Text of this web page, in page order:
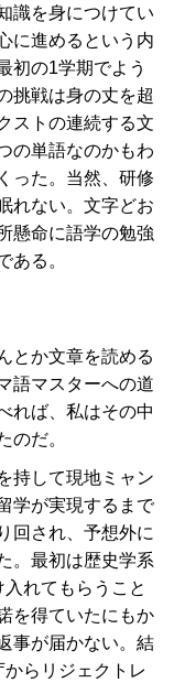
識を身につけてい
に進めるという内
初の1学期でよう
挑戦は身の丈を超
ストの連続する文
の単語なのかもわ
った。当然、研修
れない。文字どお
懸命に語学の勉強
ある。
とか文章を読める
語マスターへの道
れば、私はその中
のだ。
持して現地ミャン
学が実現するまで
回され、予想外に
。最初は歴史学系
れてもらうこと
を得ていたにもか
事が届かない。結
らリジェクトレ